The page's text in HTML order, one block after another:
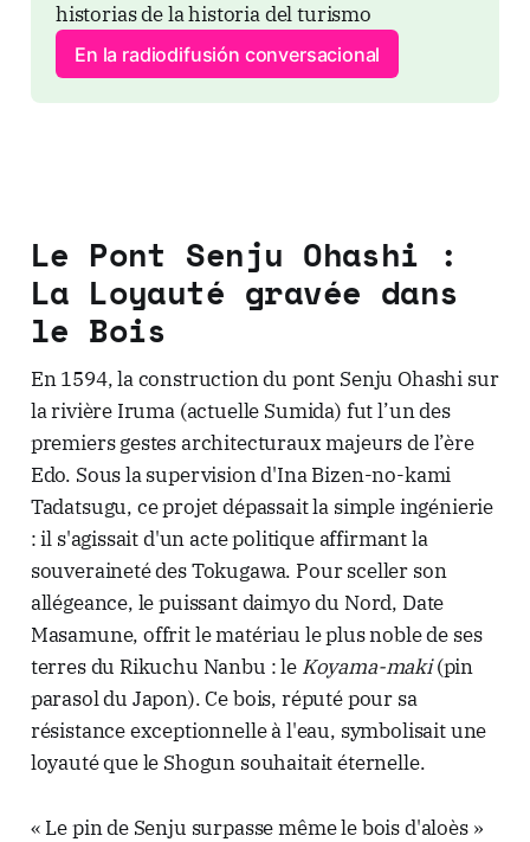
historias de la historia del turismo
En la radiodifusión conversacional
Le Pont Senju Ohashi :
La Loyauté gravée dans
le Bois
En 1594, la construction du pont Senju Ohashi sur
la rivière Iruma (actuelle Sumida) fut l’un des
premiers gestes architecturaux majeurs de l’ère
Edo. Sous la supervision d'Ina Bizen-no-kami
Tadatsugu, ce projet dépassait la simple ingénierie
: il s'agissait d'un acte politique affirmant la
souveraineté des Tokugawa. Pour sceller son
allégeance, le puissant daimyo du Nord, Date
Masamune, offrit le matériau le plus noble de ses
terres du Rikuchu Nanbu : le Koyama-maki(pin
parasol du Japon). Ce bois, réputé pour sa
résistance exceptionnelle à l'eau, symbolisait une
loyauté que le Shogun souhaitait éternelle.
« Le pin de Senju surpasse même le bois d'aloès »